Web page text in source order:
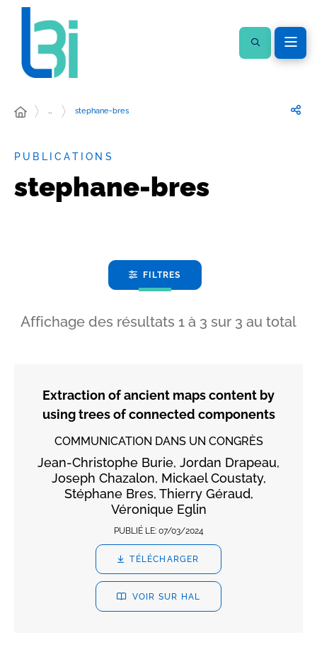
… stephane-bres
PUBLICATIONS
stephane-bres
FILTRES
Affichage des résultats 1 à 3 sur 3 au total
Extraction of ancient maps content by
using trees of connected components
COMMUNICATION DANS UN CONGRÈS
Jean-Christophe Burie, Jordan Drapeau,
Joseph Chazalon, Mickael Coustaty,
Stéphane Bres, Thierry Géraud,
Véronique Eglin
PUBLIÉ LE: 07/03/2024
TÉLÉCHARGER
VOIR SUR HAL